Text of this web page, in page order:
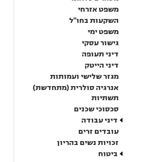
משפט אזרחי
השקעות בחו"ל
משפט ימי
גישור עסקי
דיני תעופה
דיני הייטק
מגזר שלישי ועמותות
אנרגיה סולרית (מתחדשת)
תשתיות
סכסוכי שכנים
דיני עבודה
עובדים זרים
זכויות נשים בהריון
ביטוח